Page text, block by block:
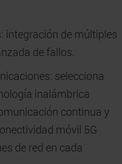
integración de múltiples
de fallos.
selecciona
inalámbrica
continua y
móvil 5G
de red en cada